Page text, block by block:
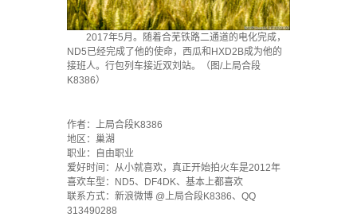
2017年5月。随着合芜铁路二通道的电化完成，
ND5已经完成了他的使命，西瓜和HXD2B成为他的
接班人。行包列车接近双刘站。（图/上局合段
K8386）
作者：上局合段K8386
地区：巢湖
职业：自由职业
爱好时间：从小就喜欢，真正开始拍火车是2012年
喜欢车型：ND5、DF4DK、基本上都喜欢
联系方式：新浪微博 @上局合段K8386、QQ
313490288